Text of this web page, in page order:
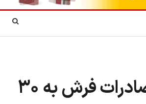
کاهش صادرات فرش به 30